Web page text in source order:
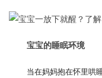
宝宝的睡眠环境
当在妈妈抱在怀里哄